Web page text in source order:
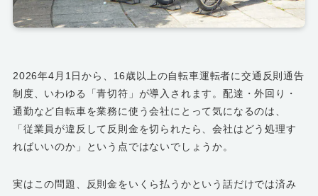
2026年4月1日から、16歳以上の自転車運転者に交通反則通告
制度、いわゆる「青切符」が導入されます。配達・外回り・
通勤など自転車を業務に使う会社にとって気になるのは、
「従業員が違反して反則金を切られたら、会社はどう処理す
ればいいのか」という点ではないでしょうか。
実はこの問題、反則金をいくら払うかという話だけでは済み